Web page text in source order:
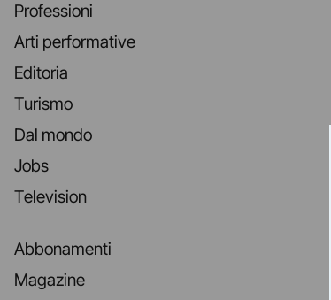
Professioni
Arti performative
Editoria
Turismo
Dal mondo
Jobs
Television
Abbonamenti
Magazine